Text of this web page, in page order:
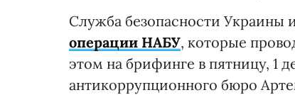
Служба безопасности Украины
операции НАБУ, которые
этом на брифинге в пятницу, 1
антикоррупционного бюро